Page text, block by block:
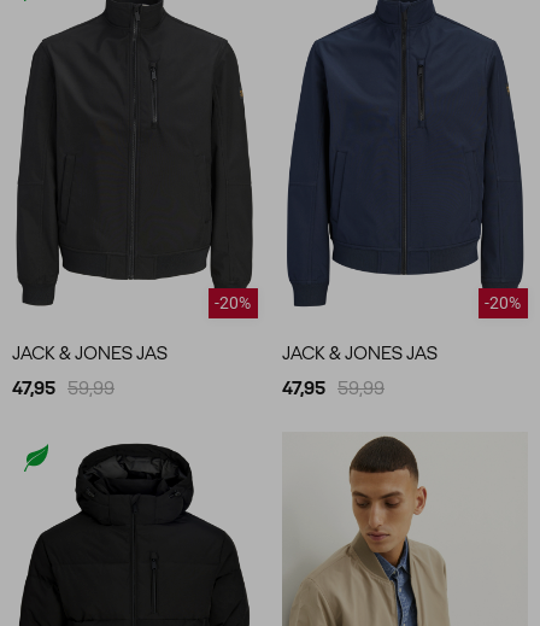
-20%
JACK & JONES JAS
47,95 59,99
-20%
JACK & JONES JAS
47,95 59,99